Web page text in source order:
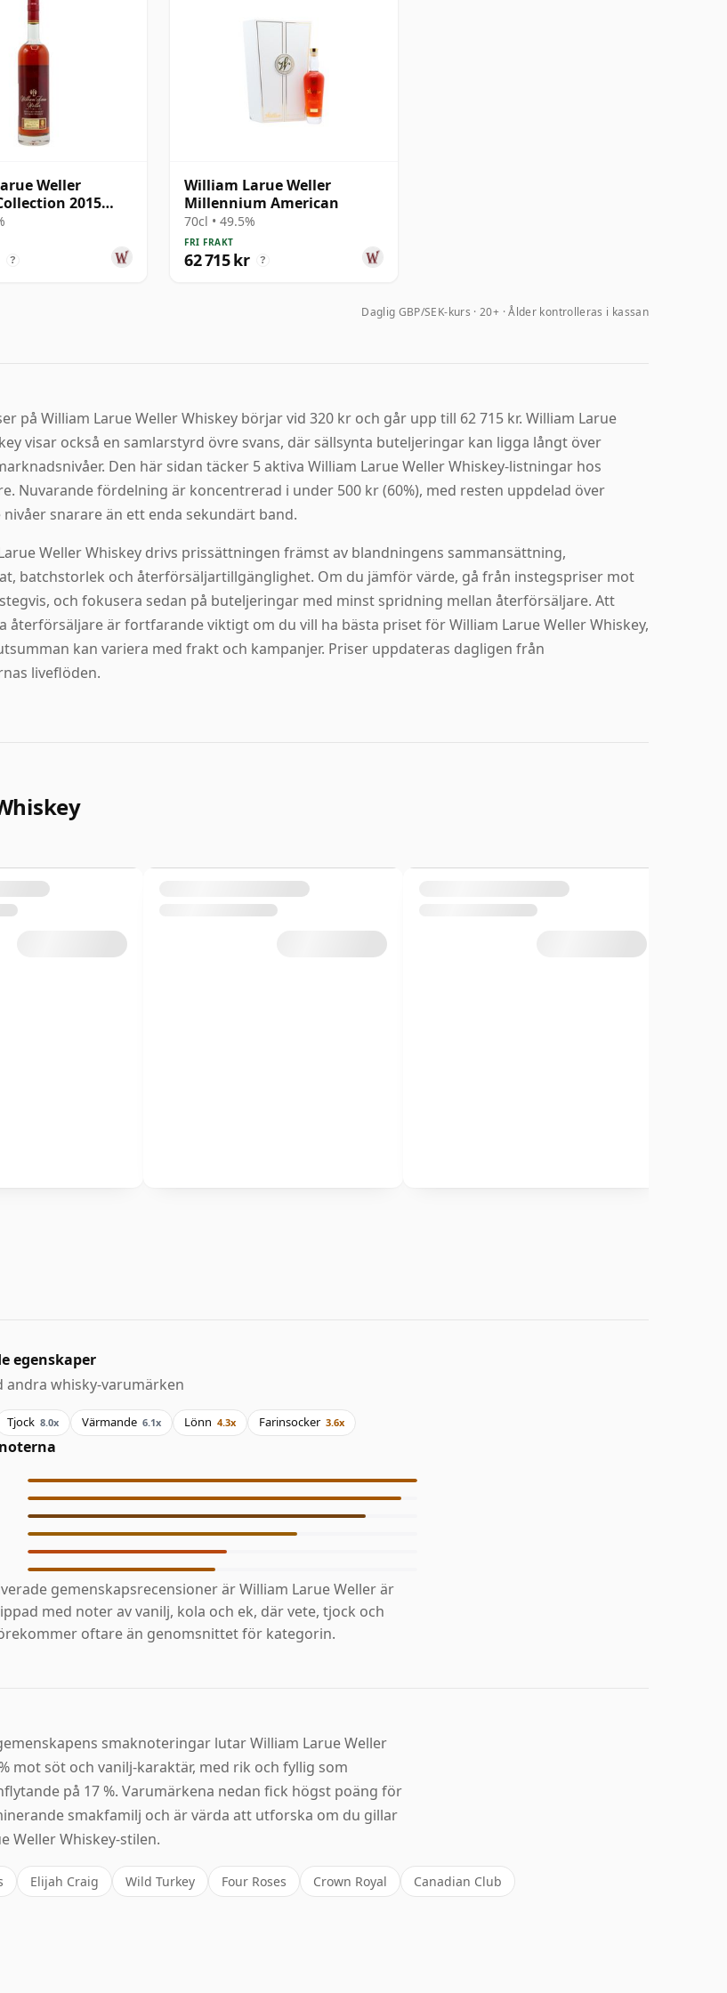
Weller
2015
Straight
gammal
?
William Larue Weller
Millennium American
70cl • 49.5%
FRI FRAKT
62 715 kr ?
Daglig GBP/SEK-kurs 20+ · Ålder kontrolleras i kassan
på William Larue Weller Whiskey börjar vid 320 kr och går upp till 62 715 kr. William Larue
visar också en samlarstyrd övre svans, där sällsynta buteljeringar kan ligga långt över
Den här sidan täcker 5 aktiva William Larue Weller Whiskey-listningar hos
Nuvarande fördelning är koncentrerad i under 500 kr (60%), med resten uppdelad över
snarare än ett enda sekundärt band.
Weller Whiskey drivs prissättningen främst av blandningens sammansättning,
batchstorlek och återförsäljartillgänglighet. Om du jämför värde, gå från instegspriser mot
och fokusera sedan på buteljeringar med minst spridning mellan återförsäljare. Att
återförsäljare är fortfarande viktigt om du vill ha bästa priset för William Larue Weller Whiskey,
kan variera med frakt och kampanjer. Priser uppdateras dagligen från
liveflöden.
egenskaper
andra whisky-varumärken
Tjock 8.0x Värmande 6.1x Lönn 4.3x Farinsocker 3.6x
gemenskapsrecensioner är William Larue Weller är
med noter av vanilj, kola och ek, där vete, tjock och
oftare än genomsnittet för kategorin.
smaknoteringar lutar William Larue Weller
mot söt och vanilj-karaktär, med rik och fyllig som
på 17 %. Varumärkena nedan fick högst poäng för
smakfamilj och är värda att utforska om du gillar
Weller Whiskey-stilen.
Elijah Craig Wild Turkey Four Roses Crown Royal Canadian Club